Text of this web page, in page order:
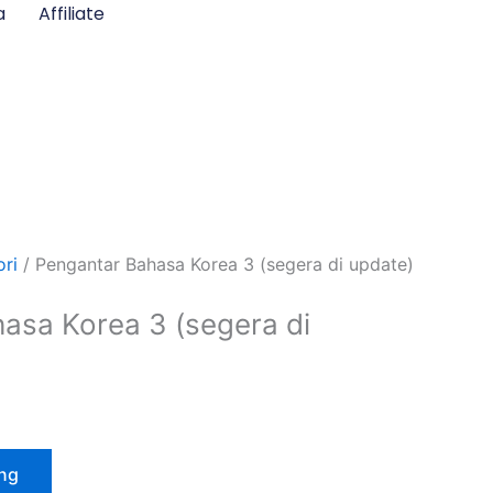
Affiliate
/ Pengantar Bahasa Korea 3 (segera di update)
Korea 3 (segera di